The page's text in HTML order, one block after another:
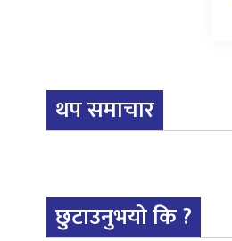
थप समाचार
छुटाउनुभयो कि ?